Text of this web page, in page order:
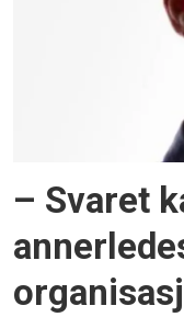
– Svaret